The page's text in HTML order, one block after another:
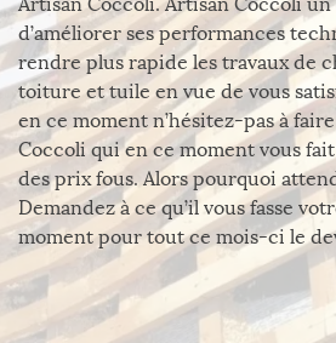
d’améliorer ses performances
rendre plus rapide les travaux de
toiture et tuile en vue de vous
en ce moment n’hésitez-pas à
Coccoli qui en ce moment vous
des prix fous. Alors pourquoi
Demandez à ce qu’il vous fasse
moment pour tout ce mois-ci le